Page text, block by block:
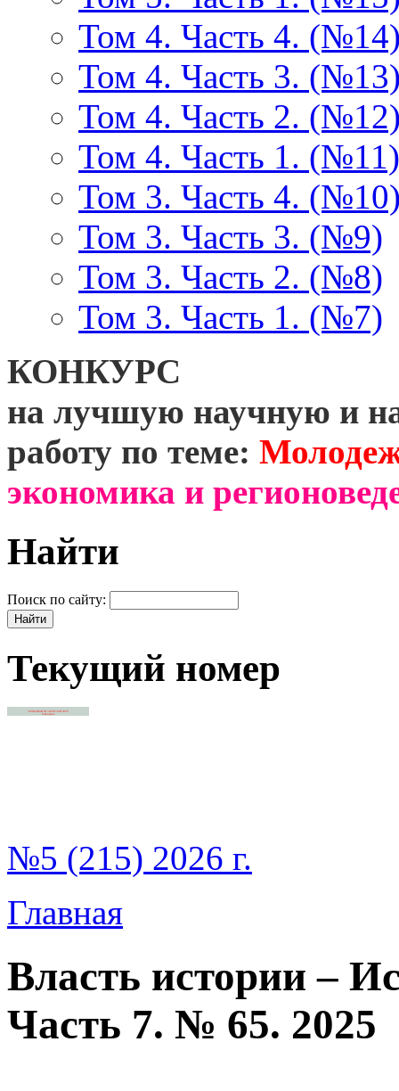
Том 4. Часть 4.
Том 4. Часть 3.
Том 4. Часть 2.
Том 4. Часть 1. (№11)
Том 3. Часть 4.
Том 3. Часть 3. (№9)
Том 3. Часть 2. (№8)
Том 3. Часть 1. (№7)
КОНКУРС
на лучшую научную и
работу по теме:
экономика и
Найти
Поиск по сайту:
Текущий номер
№5 (215) 2026 г.
Главная
Власть истории –
Часть 7. № 65. 2025